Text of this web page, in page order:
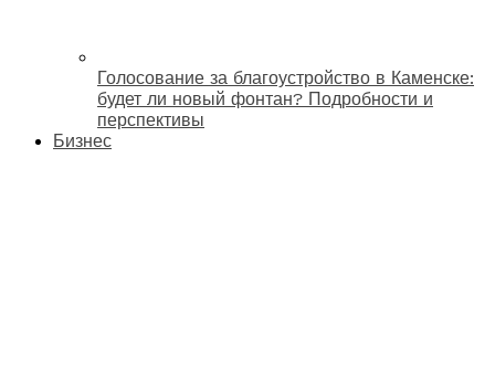
Голосование за благоустройство в Каменске:
будет ли новый фонтан? Подробности и
перспективы
Бизнес